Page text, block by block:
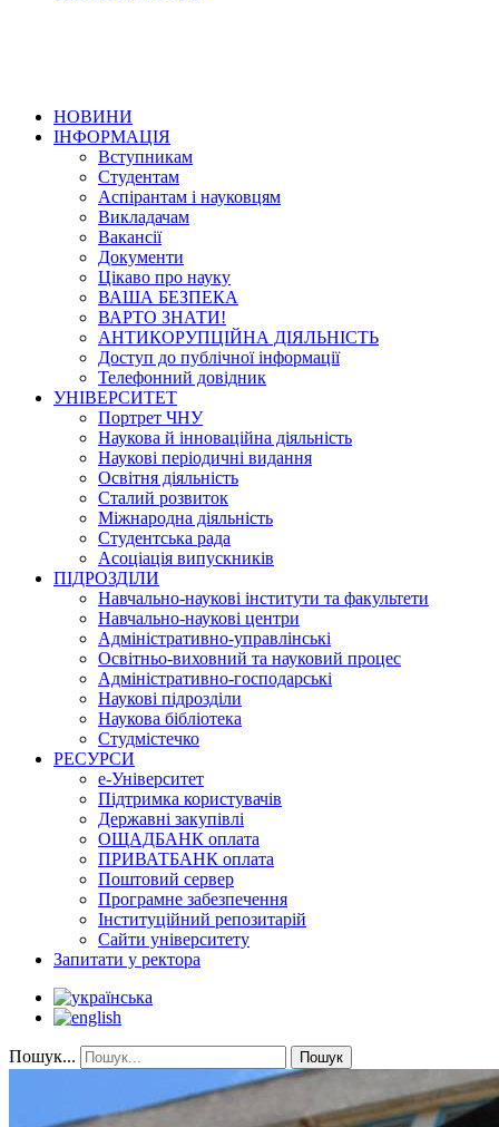
НОВИНИ
ІНФОРМАЦІЯ
Вступникам
Студентам
Аспірантам і науковцям
Викладачам
Вакансії
Документи
Цікаво про науку
ВАША БЕЗПЕКА
ВАРТО ЗНАТИ!
АНТИКОРУПЦІЙНА ДІЯЛЬНІСТЬ
Доступ до публічної інформації
Телефонний довідник
УНІВЕРСИТЕТ
Портрет ЧНУ
Наукова й інноваційна діяльність
Наукові періодичні видання
Освітня діяльність
Сталий розвиток
Міжнародна діяльність
Студентська рада
Асоціація випускників
ПІДРОЗДІЛИ
Навчально-наукові інститути та факультети
Навчально-наукові центри
Адміністративно-управлінські
Освітньо-виховний та науковий процес
Адміністративно-господарські
Наукові підрозділи
Наукова бібліотека
Студмістечко
РЕСУРСИ
е-Університет
Підтримка користувачів
Державні закупівлі
ОЩАДБАНК оплата
ПРИВАТБАНК оплата
Поштовий сервер
Програмне забезпечення
Інституційний репозитарій
Сайти університету
Запитати у ректора
Пошук... Пошук